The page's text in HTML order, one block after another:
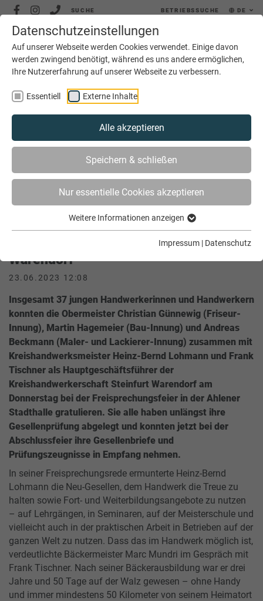
Datenschutzeinstellungen
Auf unserer Webseite werden Cookies verwendet. Einige davon
werden zwingend benötigt, während es uns andere ermöglichen,
Ihre Nutzererfahrung auf unserer Webseite zu verbessern.
Essentiell Externe Inhalte
Alle akzeptieren
Speichern & schließen
Nur essentielle Cookies akzeptieren
Weitere Informationen anzeigen
Impressum | Datenschutz
SUCHE BETRIEBSSUCHE DE
MENÜ
AKTUELLES
FREISPRECHUNGSFEIER IM KREIS WARENDORF
Freisprechungsfeier im Kreis
Warendorf
23.06.2023 12:08
Insgesamt 37 jungen Handwerkerinnen und Handwerkern
konnten die Obermeister Christian Günnewig (Friseur-
Innung), Martin Hagemeier (Bau-Innung) und Andreas
Beckmann (Maler- und Lackierer-Innung) zusammen mit
Kreishandwerksmeister Heinz-Bernd Lohmann und Frank
Tischner als Hauptgeschäftsführer der
Kreishandwerkerschaft Steinfurt Warendorf am
Donnerstag bei der Freisprechungsfeier in der Ahlener
Stadthalle gratulieren. Sie alle haben unlängst ihre
Gesellenprüfung abgelegt und konnten jetzt bei der
Abschlussfeier ihre Gesellenbriefe und
Prüfungszeugnisse in Empfang nehmen.
In seiner Freisprechungsrede ermunterte Heinz-Bernd
Lohmann die Neu-Gesellen, dem Handwerk die Treue zu
halten sowie Fort- und Weiterbildungsangebote zu nutzen
– auf Lehrgängen, in Seminaren, auf der Meisterschule und
vielleicht auch in der praktischen Arbeit in Betrieben auf der
ganzen Welt zu nutzen. Dass das im Handwerk möglich ist,
verdeutlichte Bäckermeister Marc Mundri im Gespräch mit
Frank Tischner. Nach seiner Bäckerausbildung war er drei
Jahre und 50 Tage auf der Walz gewesen – ohne Handy
und immer mindestens 50 Kilometer von seinem Heimatort